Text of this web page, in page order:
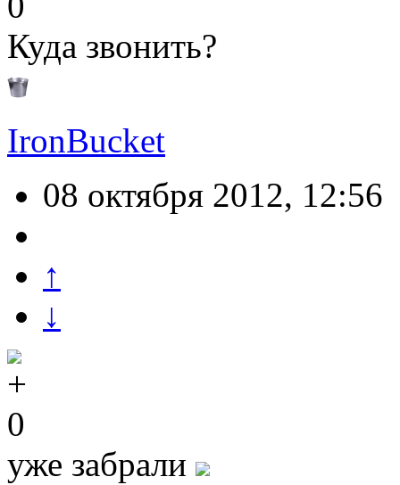
Куда звонить?
IronBucket
08 октября 2012, 12:56
↑
↓
0
уже забрали